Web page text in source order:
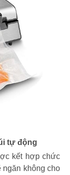
tự động
kết hợp chức
ngăn không cho